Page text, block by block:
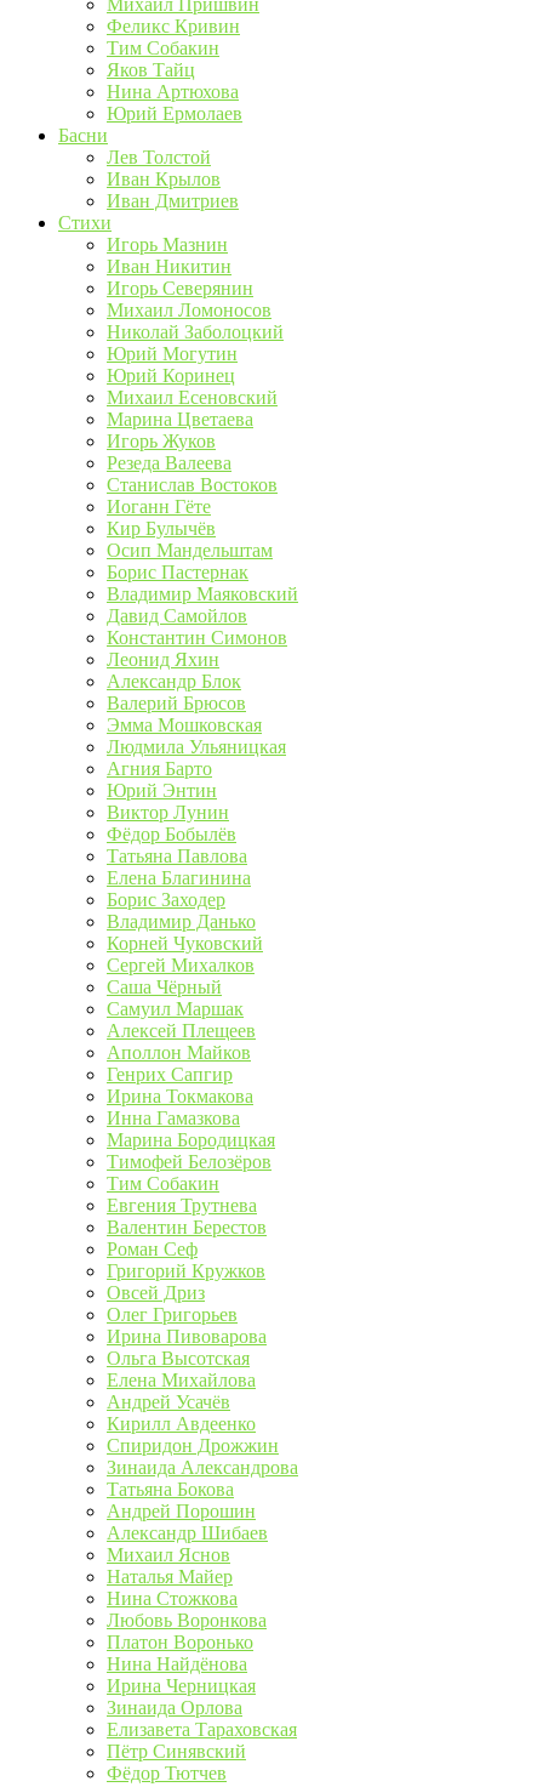
Михаил Пришвин
Феликс Кривин
Тим Собакин
Яков Тайц
Нина Артюхова
Юрий Ермолаев
Басни
Лев Толстой
Иван Крылов
Иван Дмитриев
Стихи
Игорь Мазнин
Иван Никитин
Игорь Северянин
Михаил Ломоносов
Николай Заболоцкий
Юрий Могутин
Юрий Коринец
Михаил Есеновский
Марина Цветаева
Игорь Жуков
Резеда Валеева
Станислав Востоков
Иоганн Гёте
Кир Булычёв
Осип Мандельштам
Борис Пастернак
Владимир Маяковский
Давид Самойлов
Константин Симонов
Леонид Яхин
Александр Блок
Валерий Брюсов
Эмма Мошковская
Людмила Ульяницкая
Агния Барто
Юрий Энтин
Виктор Лунин
Фёдор Бобылёв
Татьяна Павлова
Елена Благинина
Борис Заходер
Владимир Данько
Корней Чуковский
Сергей Михалков
Саша Чёрный
Самуил Маршак
Алексей Плещеев
Аполлон Майков
Генрих Сапгир
Ирина Токмакова
Инна Гамазкова
Марина Бородицкая
Тимофей Белозёров
Тим Собакин
Евгения Трутнева
Валентин Берестов
Роман Сеф
Григорий Кружков
Овсей Дриз
Олег Григорьев
Ирина Пивоварова
Ольга Высотская
Елена Михайлова
Андрей Усачёв
Кирилл Авдеенко
Спиридон Дрожжин
Зинаида Александрова
Татьяна Бокова
Андрей Порошин
Александр Шибаев
Михаил Яснов
Наталья Майер
Нина Стожкова
Любовь Воронкова
Платон Воронько
Нина Найдёнова
Ирина Черницкая
Зинаида Орлова
Елизавета Тараховская
Пётр Синявский
Фёдор Тютчев